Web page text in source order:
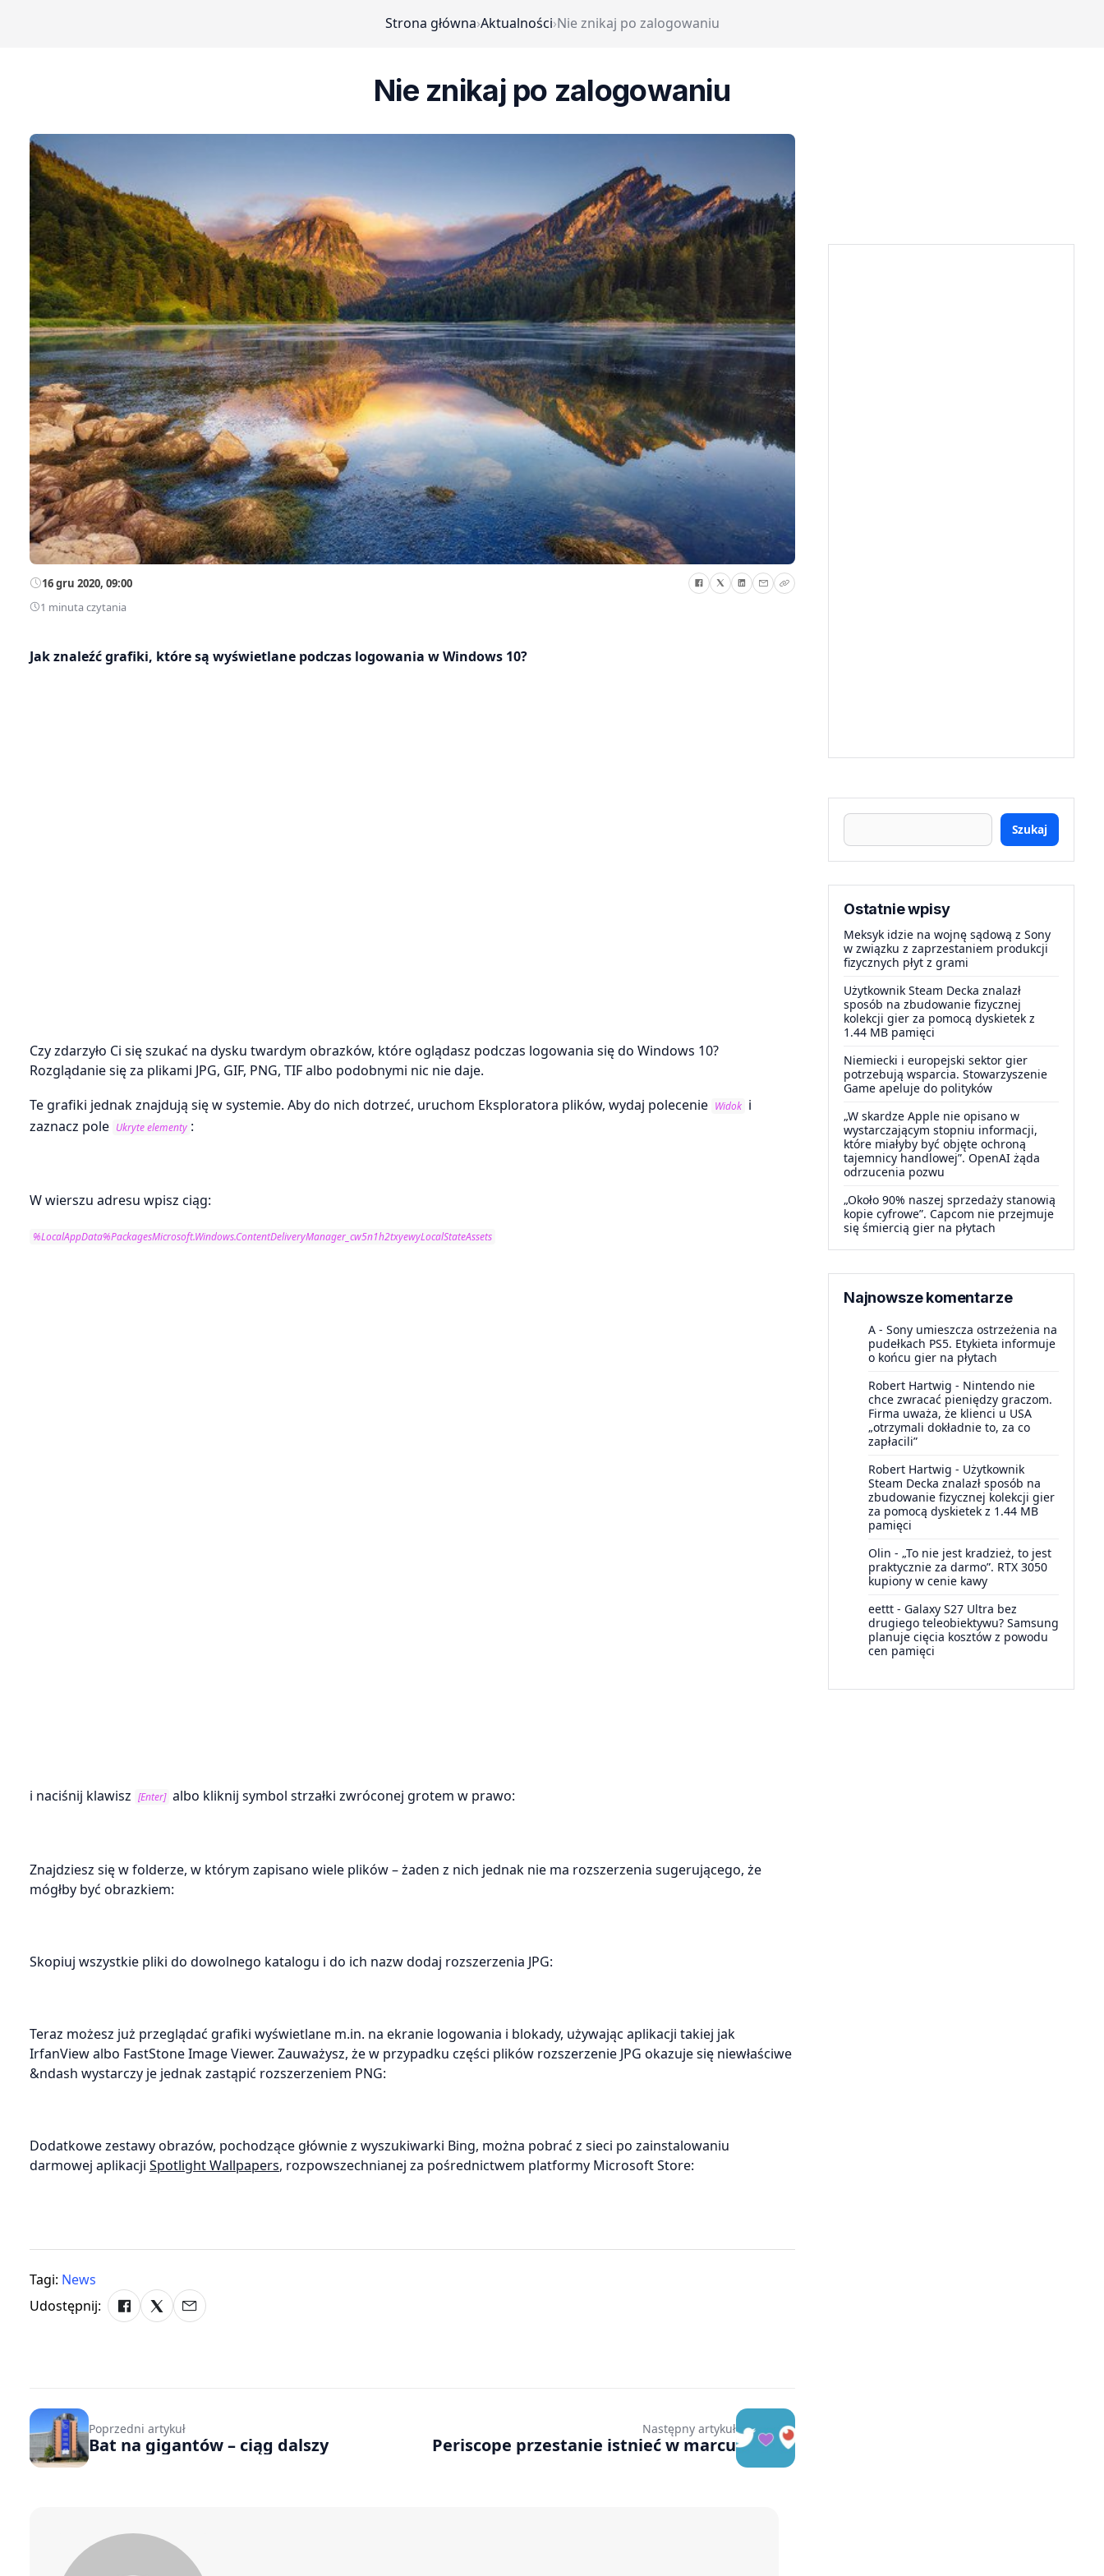
Strona główna›Aktualności›Nie znikaj po zalogowaniu
Nie znikaj po zalogowaniu
16 gru 2020, 09:00
1 minuta czytania
Jak znaleźć grafiki, które są wyświetlane podczas logowania w Windows 10?
Czy zdarzyło Ci się szukać na dysku twardym obrazków, które oglądasz podczas logowania się do Windows 10?
Rozglądanie się za plikami JPG, GIF, PNG, TIF albo podobnymi nic nie daje.
Te grafiki jednak znajdują się w systemie. Aby do nich dotrzeć, uruchom Eksploratora plików, wydaj polecenie Widok i
zaznacz pole Ukryte elementy :
W wierszu adresu wpisz ciąg:
%LocalAppData%PackagesMicrosoft.Windows.ContentDeliveryManager_cw5n1h2txyewyLocalStateAssets
i naciśnij klawisz [Enter] albo kliknij symbol strzałki zwróconej grotem w prawo:
Znajdziesz się w folderze, w którym zapisano wiele plików – żaden z nich jednak nie ma rozszerzenia sugerującego, że
mógłby być obrazkiem:
Skopiuj wszystkie pliki do dowolnego katalogu i do ich nazw dodaj rozszerzenia JPG:
Teraz możesz już przeglądać grafiki wyświetlane m.in. na ekranie logowania i blokady, używając aplikacji takiej jak
IrfanView albo FastStone Image Viewer. Zauważysz, że w przypadku części plików rozszerzenie JPG okazuje się niewłaściwe
&ndash wystarczy je jednak zastąpić rozszerzeniem PNG:
Dodatkowe zestawy obrazów, pochodzące głównie z wyszukiwarki Bing, można pobrać z sieci po zainstalowaniu
darmowej aplikacji Spotlight Wallpapers, rozpowszechnianej za pośrednictwem platformy Microsoft Store:
Tagi: News
Udostępnij:
Szukaj
Ostatnie wpisy
Meksyk idzie na wojnę sądową z Sony
w związku z zaprzestaniem produkcji
fizycznych płyt z grami
Użytkownik Steam Decka znalazł
sposób na zbudowanie fizycznej
kolekcji gier za pomocą dyskietek z
1.44 MB pamięci
Niemiecki i europejski sektor gier
potrzebują wsparcia. Stowarzyszenie
Game apeluje do polityków
„W skardze Apple nie opisano w
wystarczającym stopniu informacji,
które miałyby być objęte ochroną
tajemnicy handlowej”. OpenAI żąda
odrzucenia pozwu
„Około 90% naszej sprzedaży stanowią
kopie cyfrowe”. Capcom nie przejmuje
się śmiercią gier na płytach
Najnowsze komentarze
A - Sony umieszcza ostrzeżenia na
pudełkach PS5. Etykieta informuje
o końcu gier na płytach
Robert Hartwig - Nintendo nie
chce zwracać pieniędzy graczom.
Firma uważa, że klienci u USA
„otrzymali dokładnie to, za co
zapłacili”
Robert Hartwig - Użytkownik
Steam Decka znalazł sposób na
zbudowanie fizycznej kolekcji gier
za pomocą dyskietek z 1.44 MB
pamięci
Olin - „To nie jest kradzież, to jest
praktycznie za darmo”. RTX 3050
kupiony w cenie kawy
eettt - Galaxy S27 Ultra bez
drugiego teleobiektywu? Samsung
planuje cięcia kosztów z powodu
cen pamięci
Poprzedni artykuł
Bat na gigantów – ciąg dalszy
Następny artykuł
Periscope przestanie istnieć w marcu